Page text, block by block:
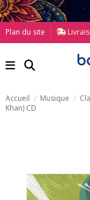
Plan du site
Accueil Musique
Khan) CD